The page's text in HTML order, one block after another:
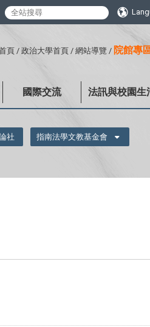
頁/ 政治大學首頁 / 網站導覽 / 院館專
國際交流 法訊與校園生
社 指南法學文教基金會